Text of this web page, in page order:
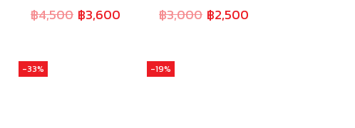
฿4,500 ฿3,600 ฿3,000 ฿2,500
-33% -19%